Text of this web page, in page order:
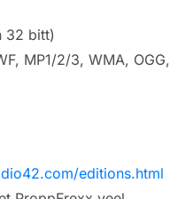
32 bitt)
MP1/2/3, WMA, OGG,
editions.html